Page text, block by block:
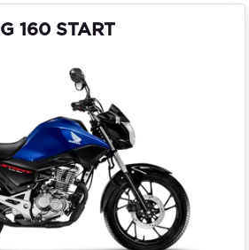
160 START